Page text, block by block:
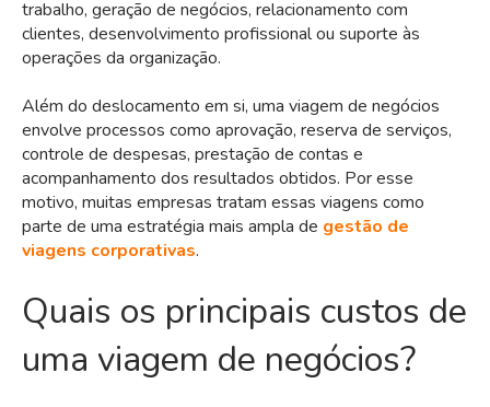
trabalho, geração de negócios, relacionamento com
clientes, desenvolvimento profissional ou suporte às
operações da organização.
Além do deslocamento em si, uma viagem de negócios
envolve processos como aprovação, reserva de serviços,
controle de despesas, prestação de contas e
acompanhamento dos resultados obtidos. Por esse
motivo, muitas empresas tratam essas viagens como
parte de uma estratégia mais ampla de gestão de
viagens corporativas.
Quais os principais custos de
uma viagem de negócios?